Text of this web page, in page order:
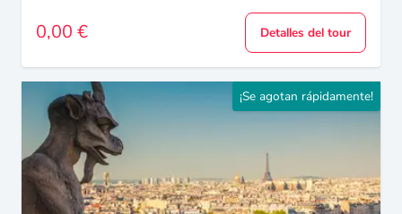
0,00 € Detalles del tour
¡Se agotan rápidamente!